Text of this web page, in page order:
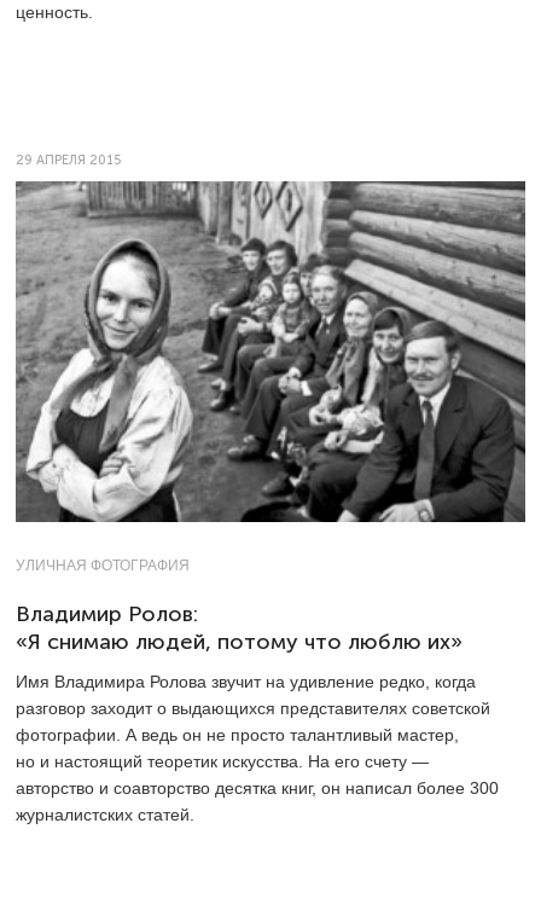
ценность.
29 АПРЕЛЯ 2015
УЛИЧНАЯ ФОТОГРАФИЯ
Владимир Ролов:
«Я снимаю людей, потому что люблю их»
Имя Владимира Ролова звучит на удивление редко, когда
разговор заходит о выдающихся представителях советской
фотографии. А ведь он не просто талантливый мастер,
но и настоящий теоретик искусства. На его счету —
авторство и соавторство десятка книг, он написал более 300
журналистских статей.